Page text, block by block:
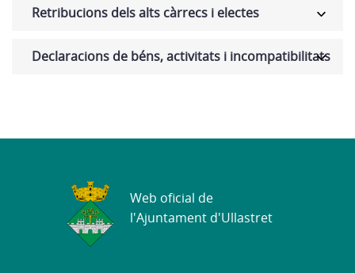
Retribucions dels alts càrrecs i electes
Declaracions de béns, activitats i incompatibilitats
Web oficial de
l'Ajuntament d'Ullastret